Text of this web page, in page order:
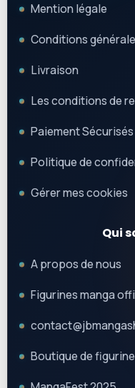
Mention légale
Conditions
Livraison
Les conditions de
Paiement Sécurisés
Politique de
Gérer mes cookies
Qui
A propos de nous
Figurines manga
Boutique de